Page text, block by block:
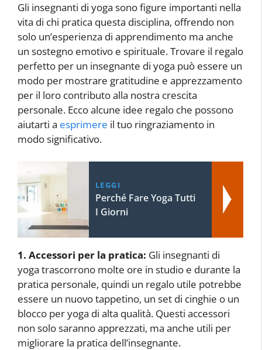
Gli insegnanti di yoga sono figure importanti nella
vita di chi pratica questa disciplina, offrendo non
solo un’esperienza di apprendimento ma anche
un sostegno emotivo e spirituale. Trovare il regalo
perfetto per un insegnante di yoga può essere un
modo per mostrare gratitudine e apprezzamento
per il loro contributo alla nostra crescita
personale. Ecco alcune idee regalo che possono
aiutarti a esprimere il tuo ringraziamento in
modo significativo.
LEGGI
Perché Fare Yoga Tutti
I Giorni
1. Accessori per la pratica: Gli insegnanti di
yoga trascorrono molte ore in studio e durante la
pratica personale, quindi un regalo utile potrebbe
essere un nuovo tappetino, un set di cinghie o un
blocco per yoga di alta qualità. Questi accessori
non solo saranno apprezzati, ma anche utili per
migliorare la pratica dell’insegnante.